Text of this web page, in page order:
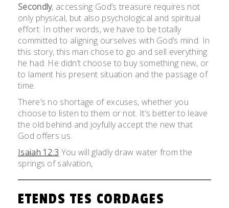
Secondly, accessing God’s treasure requires not
only physical, but also psychological and spiritual
effort. In other words, we have to be totally
committed to aligning ourselves with God’s mind. In
this story, this man chose to go and sell everything
he had. He didn’t choose to buy something new, or
to lament his present situation and the passage of
time.
There’s no shortage of excuses, whether you
choose to listen to them or not. It’s better to leave
the old behind and joyfully accept the new that
God offers us.
Isaiah 12:3 You will gladly draw water from the
springs of salvation,
ETENDS TES CORDAGES